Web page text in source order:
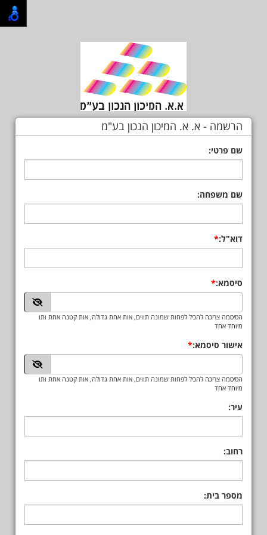
הרשמה - א. א. המיכון הנכון בע"מ
שם פרטי:
שם משפחה:
דוא"ל:
סיסמא:
הסיסמה צריכה להכיל לפחות שמונה תווים, אות אחת גדולה, אות קטנה אחת ותו
מיוחד אחד
אישור סיסמא:
הסיסמה צריכה להכיל לפחות שמונה תווים, אות אחת גדולה, אות קטנה אחת ותו
מיוחד אחד
עיר:
רחוב:
מספר בית: